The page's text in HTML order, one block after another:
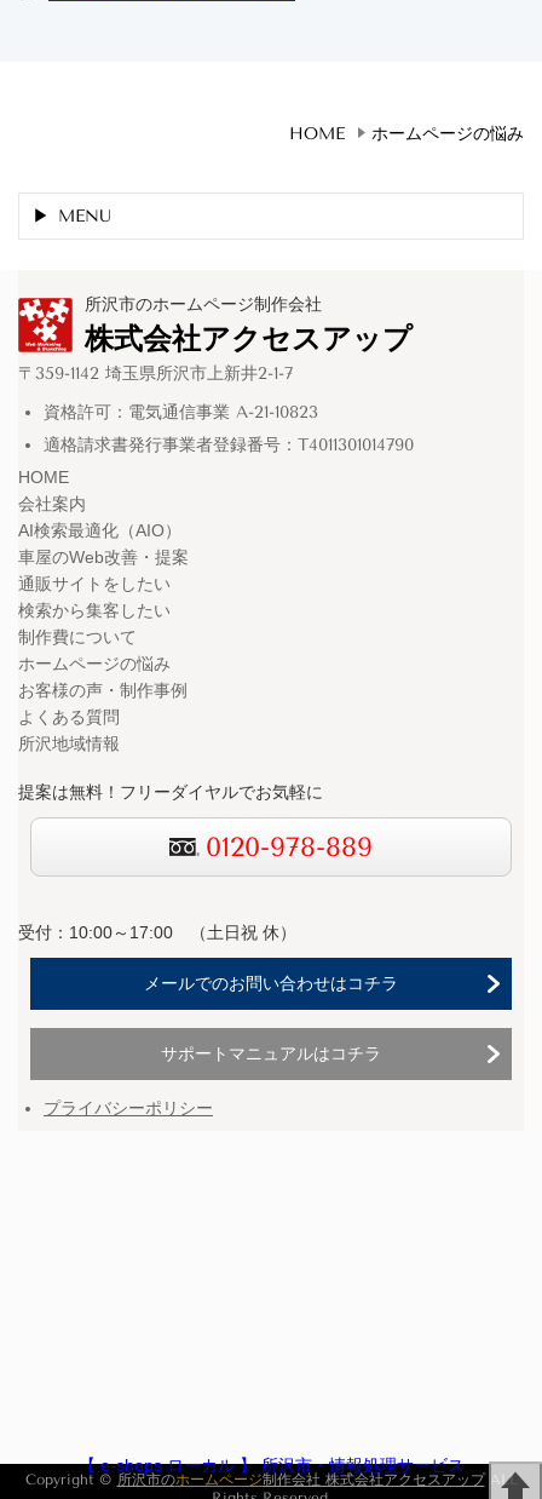
HOME ホームページの悩み
MENU
所沢市のホームページ制作会社
株式会社アクセスアップ
〒359-1142 埼玉県所沢市上新井2-1-7
資格許可：電気通信事業 A-21-10823
適格請求書発行事業者登録番号：T4011301014790
HOME
会社案内
AI検索最適化（AIO）
車屋のWeb改善・提案
通販サイトをしたい
検索から集客したい
制作費について
ホームページの悩み
お客様の声・制作事例
よくある質問
所沢地域情報
提案は無料！フリーダイヤルでお気軽に
0120-978-889
受付：10:00～17:00 （土日祝 休）
メールでのお問い合わせはコチラ
サポートマニュアルはコチラ
プライバシーポリシー
【 e-shops ローカル 】 所沢市・情報処理サービス
Copyright © 所沢市のホームページ制作会社 株式会社アクセスアップALL